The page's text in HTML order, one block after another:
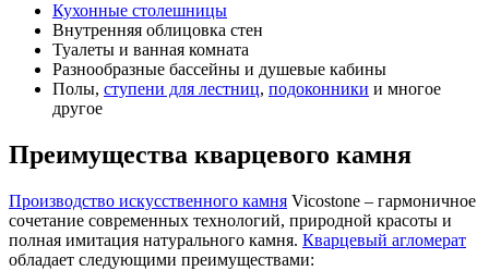
Кухонные столешницы
Внутренняя облицовка стен
Туалеты и ванная комната
Разнообразные бассейны и душевые кабины
Полы, ступени для лестниц, подоконники и многое
другое
Преимущества кварцевого камня
Производство искусственного камня Vicostone – гармоничное
сочетание современных технологий, природной красоты и
полная имитация натурального камня. Кварцевый агломерат
обладает следующими преимуществами: